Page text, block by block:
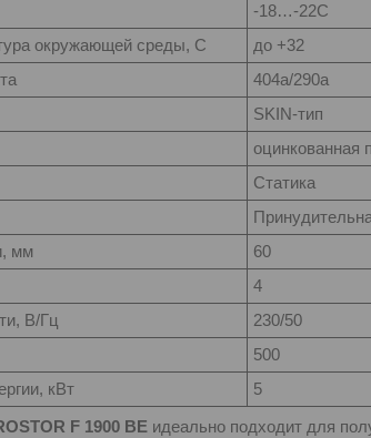
-18…-22С
окружающей среды, C
до +32
404а/290а
SKIN-тип
оцинкованная
Статика
мм
60
4
В/Гц
230/50
500
кВт
5
F 1900 BE идеально подходит для